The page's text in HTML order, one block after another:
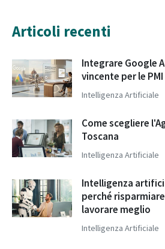
Articoli recenti
Integrare Google
vincente per le
Intelligenza Artificiale
Come scegliere
Toscana
Intelligenza Artificiale
Intelligenza
perché
lavorare meglio
Intelligenza Artificiale